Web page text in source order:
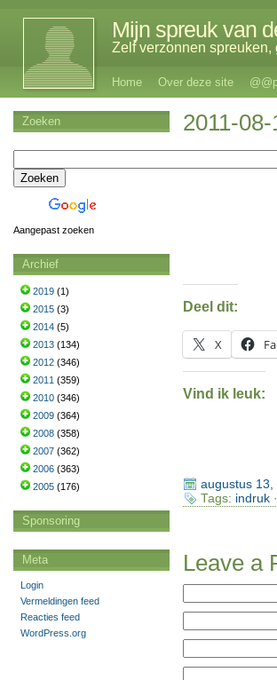
Mijn spreuk van
Zelf verzonnen
Home Over deze site
2011-08-
Deel dit:
X
Vind ik leuk:
augustus 13,
Tags: indruk
Leave a
Zoeken
Aangepast zoeken
Archief
2019 (1)
2015 (3)
2014 (5)
2013 (134)
2012 (346)
2011 (359)
2010 (346)
2009 (364)
2008 (358)
2007 (362)
2006 (363)
2005 (176)
Sponsoring
Meta
Login
Vermeldingen feed
Reacties feed
WordPress.org